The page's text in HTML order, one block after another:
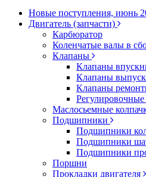
Новые поступления, июнь
Двигатель (запчасти)
Карбюратор
Коленчатые валы в
Клапаны
Клапаны
Клапаны
Клапаны
Маслосьемные
Подшипники
Подшипники
Подшипники
Подшипники
Поршни
Прокладки двигателя